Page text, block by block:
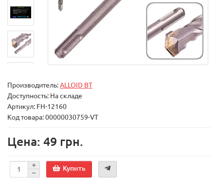
Производитель:ALLOID BT
Доступность: На складе
Артикул: FH-12160
Код товара: 00000030759-VT
Цена: 49 грн.
Купить